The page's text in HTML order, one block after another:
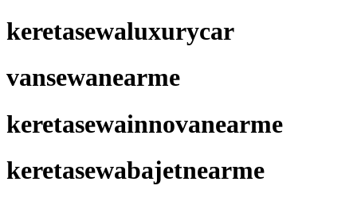
keretasewaluxurycar
vansewanearme
keretasewainnovanearme
keretasewabajetnearme